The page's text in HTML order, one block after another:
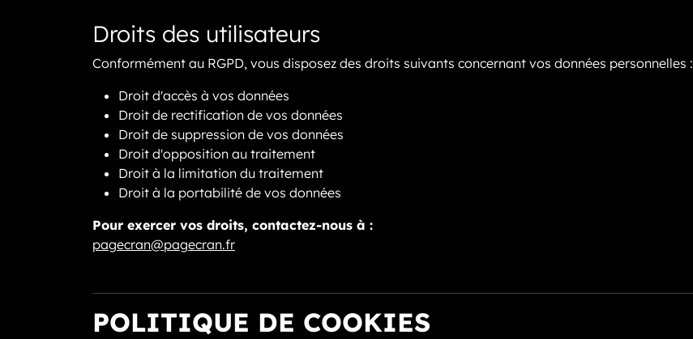
Droits des utilisateurs
Conformément au RGPD, vous disposez des droits suivants concernant vos données personnelles :
Droit d'accès à vos données
Droit de rectification de vos données
Droit de suppression de vos données
Droit d'opposition au traitement
Droit à la limitation du traitement
Droit à la portabilité de vos données
Pour exercer vos droits, contactez-nous à :
pagecran@pagecran.fr
POLITIQUE DE COOKIES